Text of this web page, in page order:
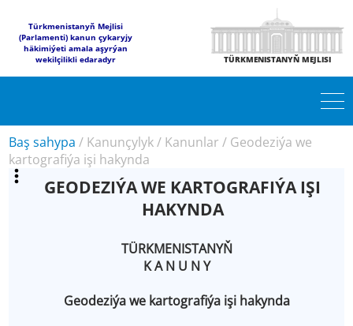
Türkmenistanyň Mejlisi
(Parlamenti) kanun çykaryjy
häkimiýeti amala aşyrýan
wekilçilikli edaradyr
TÜRKMENISTANYŇ MEJLISI
Baş sahypa / Kanunçylyk/ Kanunlar / Geodeziýa we
kartografiýa işi hakynda
GEODEZIÝA WE KARTOGRAFIÝA IŞI
HAKYNDA
TÜRKMENISTANYŇ
K A N U N Y
Geodeziýa we kartografiýa işi hakynda